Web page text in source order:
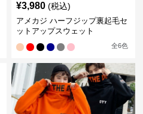
¥3,980 (税込)
アメカジ ハーフジップ裏起毛セ
ットアップスウェット
全6色